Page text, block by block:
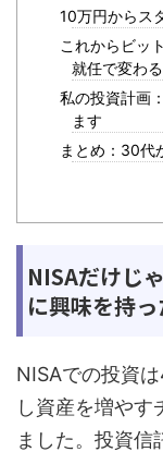
10万円からス
これからビッ
就任で変わ
私の投資計画
ます
まとめ：30代
NISAだけじ
に興味を持
NISAでの投資
し資産を増やす
ました。投資信